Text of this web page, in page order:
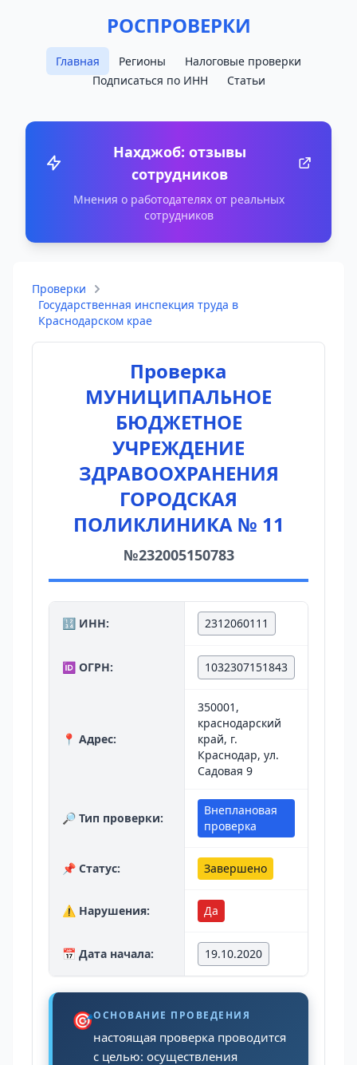
РОСПРОВЕРКИ
Главная Регионы
Налоговые проверки
Подписаться по ИНН
Статьи
Нахджоб: отзывы
сотрудников
Мнения о работодателях от реальных
сотрудников
Проверки
Государственная инспекция труда в
Краснодарском крае
Проверка
МУНИЦИПАЛЬНОЕ
БЮДЖЕТНОЕ
УЧРЕЖДЕНИЕ
ЗДРАВООХРАНЕНИЯ
ГОРОДСКАЯ
ПОЛИКЛИНИКА № 11
№232005150783
🔢 ИНН: 2312060111
🆔 ОГРН: 1032307151843
📍 Адрес:
350001,
краснодарский
край, г.
Краснодар, ул.
Садовая 9
🔎 Тип проверки:
Внеплановая
проверка
📌 Статус: Завершено
⚠️ Нарушения: Да
📅 Дата начала: 19.10.2020
🎯ОСНОВАНИЕ ПРОВЕДЕНИЯ
настоящая проверка проводится
с целью: осуществления